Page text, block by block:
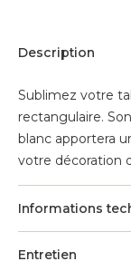
Description
Sublimez votre
rectangulaire.
blanc apportera
votre décoration
Informations
Entretien